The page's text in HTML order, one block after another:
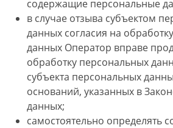
содержащие персональные
в случае отзыва субъектом
данных согласия на
данных Оператор вправе
обработку персональных
субъекта персональных
оснований, указанных в
данных;
самостоятельно определять